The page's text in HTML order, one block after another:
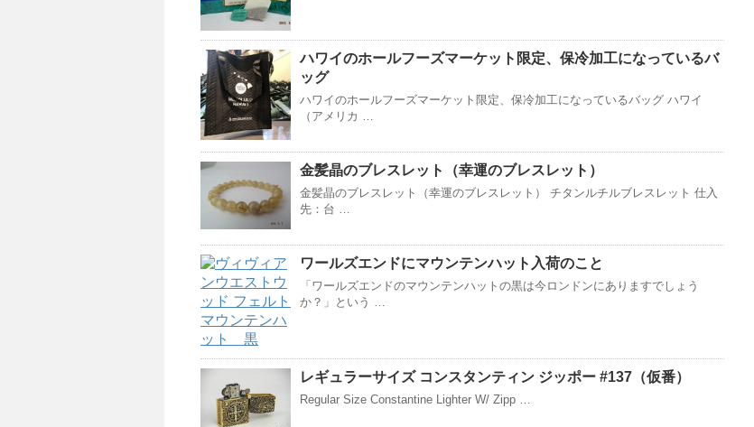
ハワイのホールフーズマーケット限定、保冷加工になっているバ
ッグ
ハワイのホールフーズマーケット限定、保冷加工になっているバッグ ハワイ
（アメリカ …
金髪晶のブレスレット（幸運のブレスレット）
金髪晶のブレスレット（幸運のブレスレット） チタンルチルブレスレット 仕入
先：台 …
ワールズエンドにマウンテンハット入荷のこと
「ワールズエンドのマウンテンハットの黒は今ロンドンにありますでしょう
か？」という …
レギュラーサイズ コンスタンティン ジッポー #137（仮番）
Regular Size Constantine Lighter W/ Zipp …